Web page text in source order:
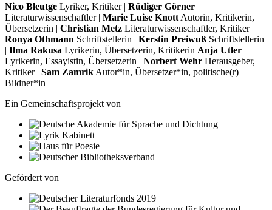
Nico Bleutge Lyriker, Kritiker | Rüdiger Görner
Literaturwissenschaftler | Marie Luise Knott Autorin, Kritikerin,
Übersetzerin | Christian Metz Literaturwissenschaftler, Kritiker |
Ronya Othmann Schriftstellerin | Kerstin Preiwuß Schriftstellerin
| Ilma Rakusa Lyrikerin, Übersetzerin, Kritikerin Anja Utler
Lyrikerin, Essayistin, Übersetzerin | Norbert Wehr Herausgeber,
Kritiker | Sam Zamrik Autor*in, Übersetzer*in, politische(r)
Bildner*in
Ein Gemeinschaftsprojekt von
Gefördert von